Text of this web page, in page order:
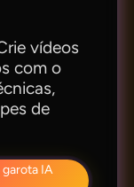
vídeos
com o
de
IA